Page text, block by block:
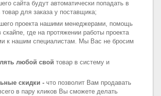
сайта будут автоматически попадать в
для заказа у поставщика;
проекта нашими менеджерами, помощь
где на протяжении работы проекта
к нашим специалистам. Мы Вас не бросим
любой свой товар в систему и
скидки - что позволит Вам продавать
в пару кликов Вы сможете делать